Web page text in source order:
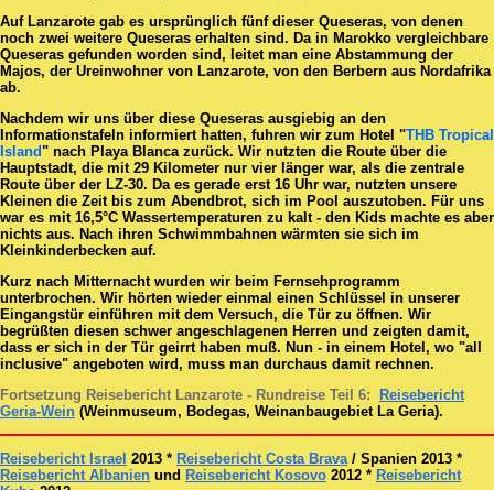
Auf Lanzarote gab es ursprünglich fünf dieser Queseras, von denen
noch zwei weitere Queseras erhalten sind. Da in Marokko vergleichbare
Queseras gefunden worden sind, leitet man eine Abstammung der
Majos, der Ureinwohner von Lanzarote, von den Berbern aus Nordafrika
ab.
Nachdem wir uns über diese Queseras ausgiebig an den
Informationstafeln informiert hatten, fuhren wir zum Hotel "THB Tropical
Island" nach Playa Blanca zurück. Wir nutzten die Route über die
Hauptstadt, die mit 29 Kilometer nur vier länger war, als die zentrale
Route über der LZ-30. Da es gerade erst 16 Uhr war, nutzten unsere
Kleinen die Zeit bis zum Abendbrot, sich im Pool auszutoben. Für uns
war es mit 16,5°C Wassertemperaturen zu kalt - den Kids machte es aber
nichts aus. Nach ihren Schwimmbahnen wärmten sie sich im
Kleinkinderbecken auf.
Kurz nach Mitternacht wurden wir beim Fernsehprogramm
unterbrochen. Wir hörten wieder einmal einen Schlüssel in unserer
Eingangstür einführen mit dem Versuch, die Tür zu öffnen. Wir
begrüßten diesen schwer angeschlagenen Herren und zeigten damit,
dass er sich in der Tür geirrt haben muß. Nun - in einem Hotel, wo "all
inclusive" angeboten wird, muss man durchaus damit rechnen.
Fortsetzung Reisebericht Lanzarote - Rundreise Teil 6:
Reisebericht
Geria-Wein (Weinmuseum, Bodegas, Weinanbaugebiet La Geria).
Reisebericht Israel 2013 * Reisebericht Costa Brava/ Spanien 2013 *
Reisebericht Albanien und Reisebericht Kosovo 2012 * Reisebericht